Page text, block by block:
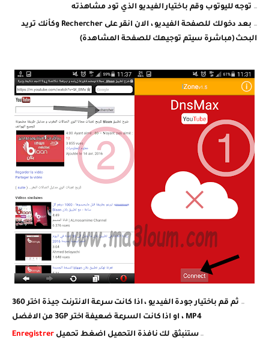
توجه لليوتوب وقم باختيار الفيديو الذي تود مشاهذته
بعد دخولك للصفحة الفيديو ، الان انقر على Rechercher وكأنك تريد
البحث (مباشرة سيتم توجيهك للصفحة المشاهدة)
ثم قم باختيار جودة الفيديو ، اذا كانت سرعة الانترنت جيذة اختر 360
MP4 ، او اذا كانت السرعة ضعيفة اختر 3GP من الافضل
ستنبثق لك نافذة التحميل اضغط تحميلEnregistrer